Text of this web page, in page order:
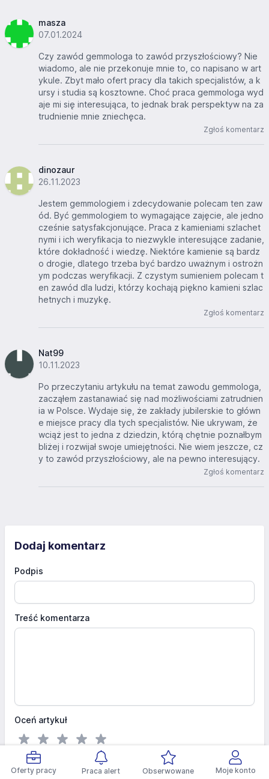
Oferty pracy Praca alert Obserwowane Moje konto
masza
07.01.2024
Czy zawód gemmologa to zawód przyszłościowy? Nie
wiadomo, ale nie przekonuje mnie to, co napisano w art
ykule. Zbyt mało ofert pracy dla takich specjalistów, a k
ursy i studia są kosztowne. Choć praca gemmologa wyd
aje mi się interesująca, to jednak brak perspektyw na za
trudnienie mnie zniechęca.
Zgłoś komentarz
dinozaur
26.11.2023
Jestem gemmologiem i zdecydowanie polecam ten zaw
ód. Być gemmologiem to wymagające zajęcie, ale jedno
cześnie satysfakcjonujące. Praca z kamieniami szlachet
nymi i ich weryfikacja to niezwykle interesujące zadanie,
które dokładność i wiedzę. Niektóre kamienie są bardz
o drogie, dlatego trzeba być bardzo uważnym i ostrożn
ym podczas weryfikacji. Z czystym sumieniem polecam t
en zawód dla ludzi, którzy kochają piękno kamieni szlac
hetnych i muzykę.
Zgłoś komentarz
Nat99
10.11.2023
Po przeczytaniu artykułu na temat zawodu gemmologa,
zacząłem zastanawiać się nad możliwościami zatrudnien
ia w Polsce. Wydaje się, że zakłady jubilerskie to główn
e miejsce pracy dla tych specjalistów. Nie ukrywam, że
wciąż jest to jedna z dziedzin, którą chętnie poznałbym
bliżej i rozwijał swoje umiejętności. Nie wiem jeszcze, cz
y to zawód przyszłościowy, ale na pewno interesujący.
Zgłoś komentarz
Dodaj komentarz
Podpis
Treść komentarza
Oceń artykuł
Dodaj komentarz